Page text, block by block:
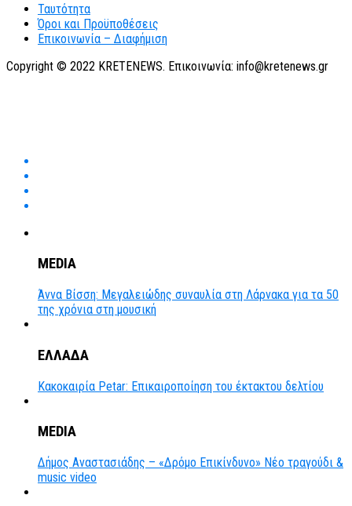
Ταυτότητα
Όροι και Προϋποθέσεις
Επικοινωνία – Διαφήμιση
Copyright © 2022 KRETENEWS. Επικοινωνία: info@kretenews.gr
MEDIA
Άννα Βίσση: Μεγαλειώδης συναυλία στη Λάρνακα για τα 50
της χρόνια στη μουσική
ΕΛΛΑΔΑ
Κακοκαιρία Petar: Επικαιροποίηση του έκτακτου δελτίου
MEDIA
Δήμος Αναστασιάδης – «Δρόμο Επικίνδυνο» Νέο τραγούδι &
music video